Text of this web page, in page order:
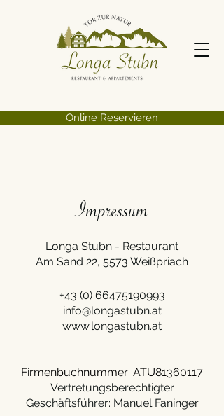
Online Reservieren
Impressum
Longa Stubn - Restaurant
Am Sand 22, 5573 Weißpriach
+43 (0) 66475190993
info@longastubn.at
www.longastubn.at
Firmenbuchnummer: ATU81360117
Vertretungsberechtigter
Geschäftsführer: Manuel Faninger